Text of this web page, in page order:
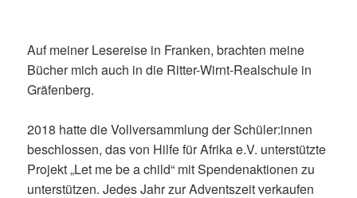
Auf meiner Lesereise in Franken, brachten meine
Bücher mich auch in die Ritter-Wirnt-Realschule in
Gräfenberg.
2018 hatte die Vollversammlung der Schüler:innen
beschlossen, das von Hilfe für Afrika e.V. unterstützte
Projekt „Let me be a child“ mit Spendenaktionen zu
unterstützen. Jedes Jahr zur Adventszeit verkaufen